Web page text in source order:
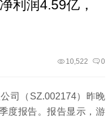
利润4.59亿，
0
10,522
司（SZ.002174）昨晚
度报告。报告显示，游